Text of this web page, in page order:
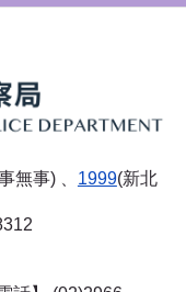
無事) 、 1999(新北